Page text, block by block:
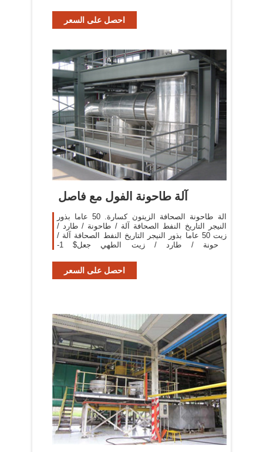
احصل على السعر
آلة طاحونة الفول مع فاصل
الة طاحونة الصحافة الزيتون كسارة. 50 عاما بذور
النيجر التاريخ النفط الصحافة آلة / طاحونة / طارد /
زيت 50 عاما بذور النيجر التاريخ النفط الصحافة آلة /
طاحونة / طارد / زيت الطهي جعل$ 1-
احصل على السعر